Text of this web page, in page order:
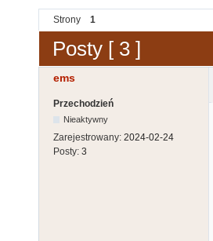
Strony 1
Posty [ 3 ]
ems
Przechodzień
Nieaktywny
Zarejestrowany: 2024-02-24
Posty: 3